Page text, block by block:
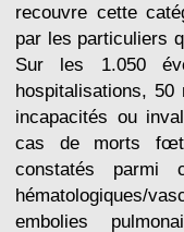
recouvre cette
par les particuliers
Sur les 1.050
hospitalisations,
incapacités ou
cas de morts
constatés
hématologiques/
embolies